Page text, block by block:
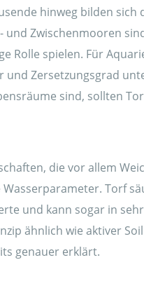
hinweg bilden
und Zwischenmooren
Rolle spielen. Für
und Zersetzungsgrad
sind, sollten
die vor allem
Torf
und kann sogar in
ähnlich wie aktiver
genauer erklärt.